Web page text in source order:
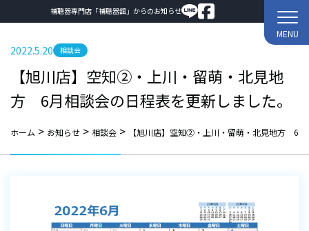
補聴器専門店「補聴器舘」からのお知らせ
MENU
2022.5.20 相談会
【旭川店】空知②・上川・留萌・北見地
方 6月相談会の日程表を更新しました。
ホーム > お知らせ > 相談会 > 【旭川店】空知②・上川・留萌・北見地方 6